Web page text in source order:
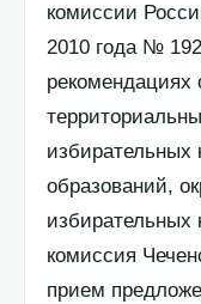
комиссии
2010 года №
рекомендациях
образований,
избирательных
комиссия
прием